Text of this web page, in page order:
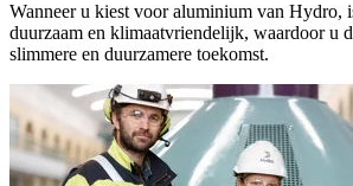
Wanneer u kiest voor aluminium van Hydro,
duurzaam en klimaatvriendelijk, waardoor u
slimmere en duurzamere toekomst.